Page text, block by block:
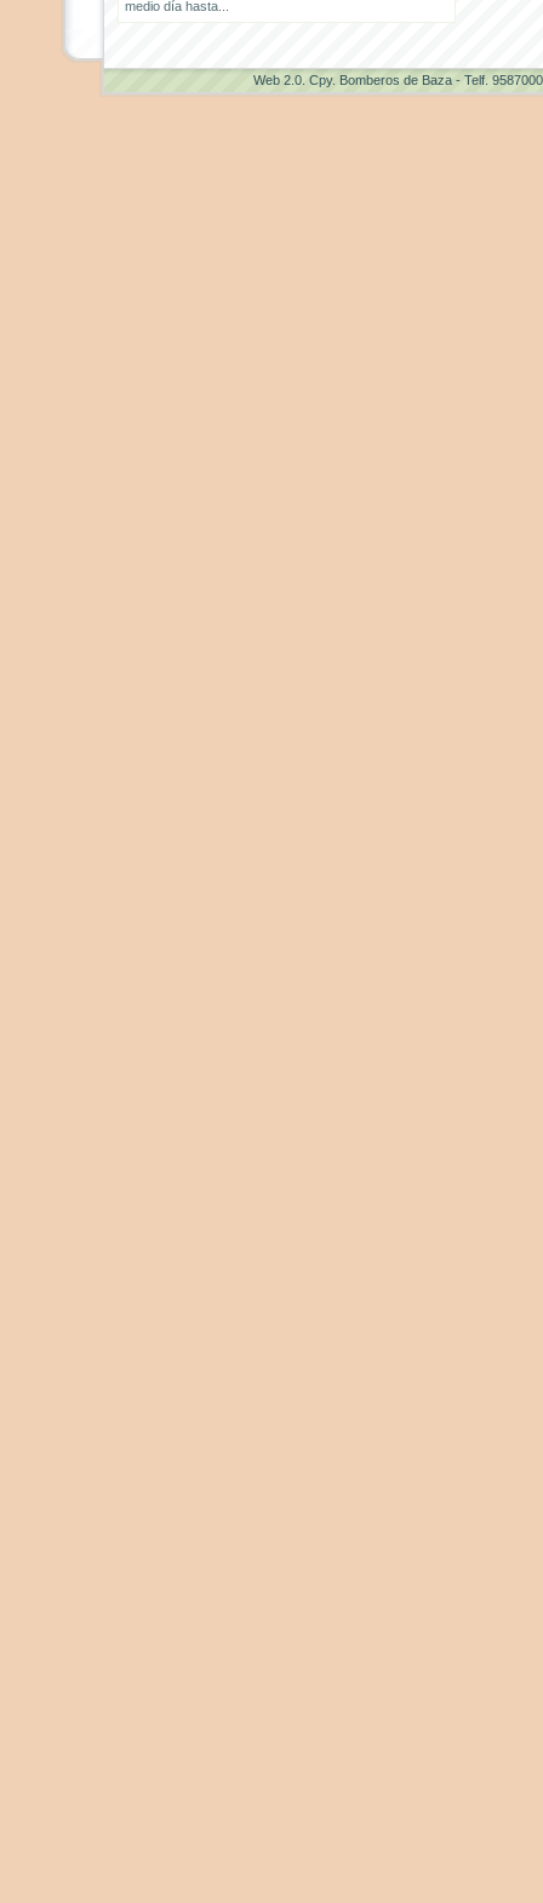
medio día hasta...
Web 2.0 . Cpy. Bomberos de Baza - Telf.